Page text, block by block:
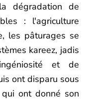
dégradation de
: l'agriculture
les pâturages se
kareez, jadis
et de
ont disparu sous
ont donné son